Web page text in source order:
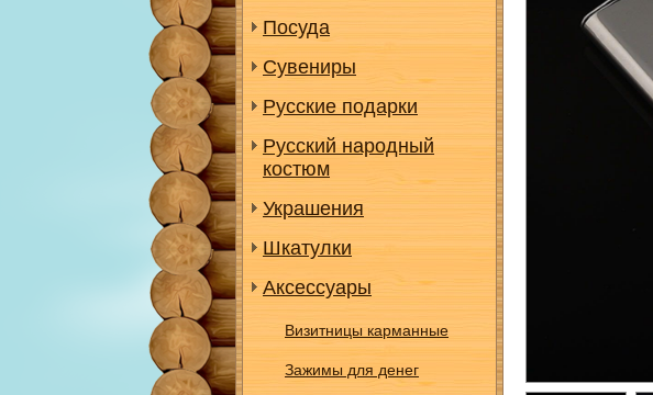
Посуда
Сувениры
Русские подарки
Русский народный
костюм
Украшения
Шкатулки
Аксессуары
Визитницы карманные
Зажимы для денег